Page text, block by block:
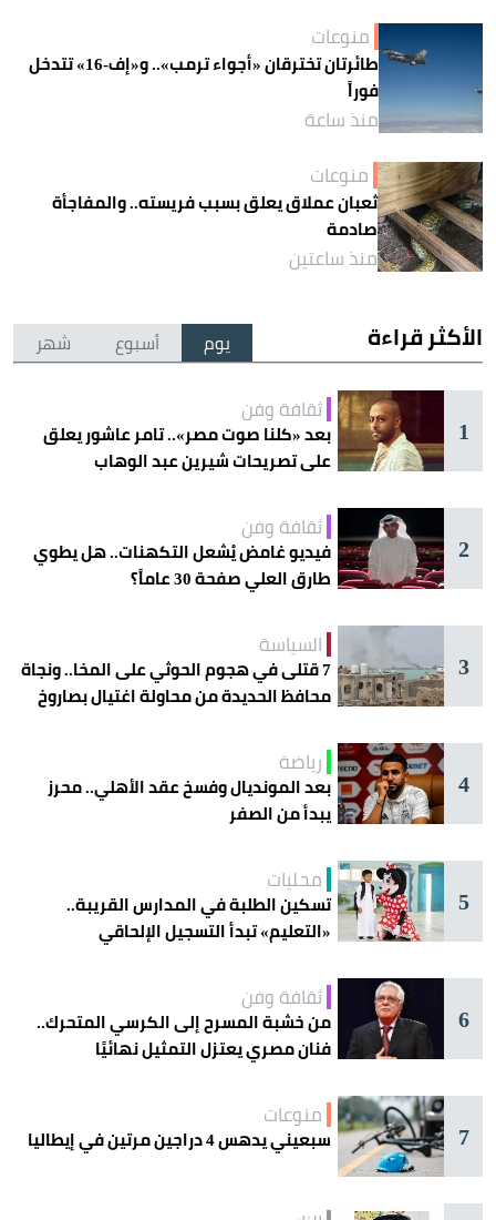
منوعات
طائرتان تخترقان «أجواء ترمب».. و«إف-16» تتدخل
فوراً
منذ ساعة
منوعات
ثعبان عملاق يعلق بسبب فريسته.. والمفاجأة
صادمة
منذ ساعتين
الأكثر قراءة يوم أسبوع شهر
1
ثقافة وفن
بعد «كلنا صوت مصر».. تامر عاشور يعلق
على تصريحات شيرين عبد الوهاب
2
ثقافة وفن
فيديو غامض يُشعل التكهنات.. هل يطوي
طارق العلي صفحة 30 عاماً؟
3
السياسة
7 قتلى في هجوم الحوثي على المخا.. ونجاة
محافظ الحديدة من محاولة اغتيال بصاروخ
4
رياضة
بعد المونديال وفسخ عقد الأهلي.. محرز
يبدأ من الصفر
5
محليات
تسكين الطلبة في المدارس القريبة..
«التعليم» تبدأ التسجيل الإلحاقي
6
ثقافة وفن
من خشبة المسرح إلى الكرسي المتحرك..
فنان مصري يعتزل التمثيل نهائيًا
7
منوعات
سبعيني يدهس 4 دراجين مرتين في إيطاليا